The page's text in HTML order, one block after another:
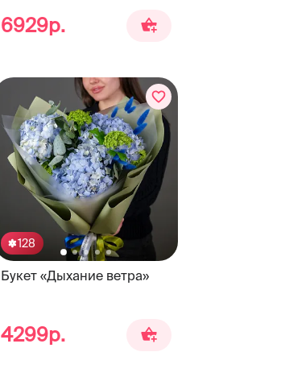
6929р.
128
Букет «Дыхание ветра»
4299р.